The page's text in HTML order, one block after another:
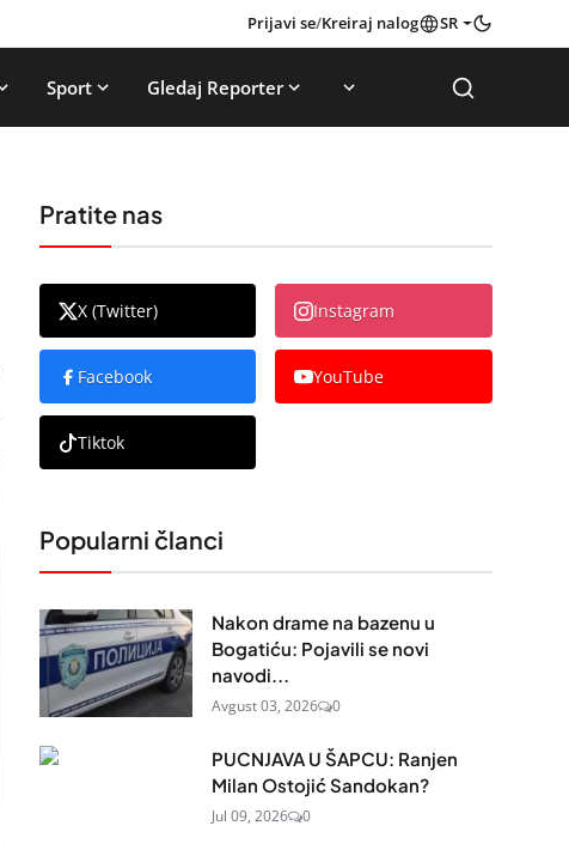
Prijavi se/Kreiraj nalog SR
Sport Gledaj Reporter
Pratite nas
X (Twitter) Instagram
Facebook YouTube
Tiktok
Popularni članci
Nakon drame na bazenu u
Bogatiću: Pojavili se novi
navodi...
Avgust 03, 2026 0
PUCNJAVA U ŠAPCU: Ranjen
Milan Ostojić Sandokan?
Jul 09, 2026 0